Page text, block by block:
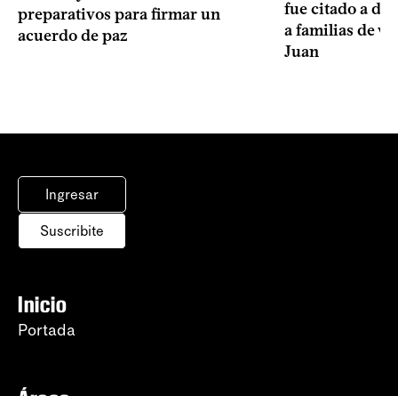
preparativos para firmar un
acuerdo de paz
fue citado a
a familias de
Juan
Ingresar
Suscribite
Inicio
Portada